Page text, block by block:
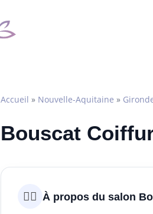
Accueil » Nouvelle-Aquitaine »
Bouscat
💇‍♀️ À propos du salon